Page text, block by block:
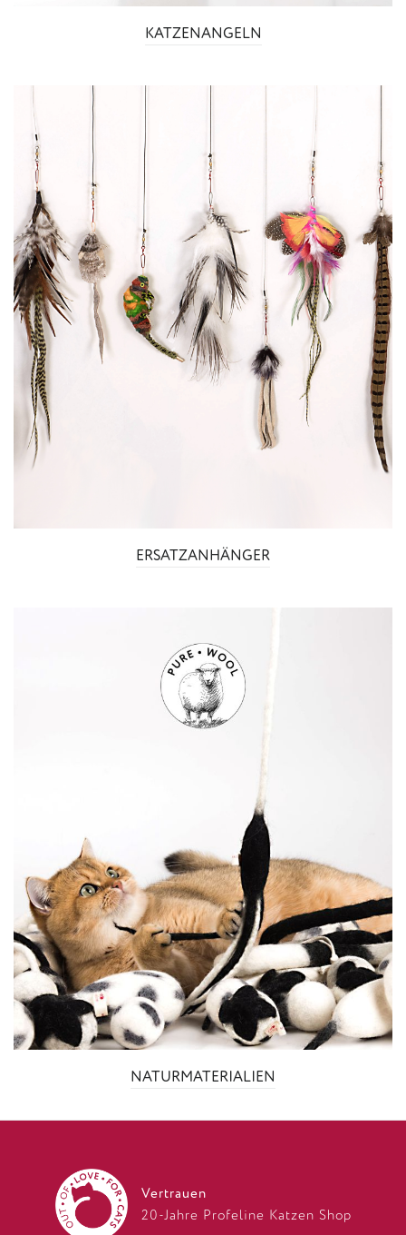
KATZENANGELN
ERSATZANHÄNGER
NATURMATERIALIEN
Vertrauen
20-Jahre Profeline Katzen Shop